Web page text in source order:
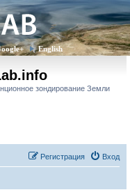
English
зондирование Земли
Вход
Регистрация